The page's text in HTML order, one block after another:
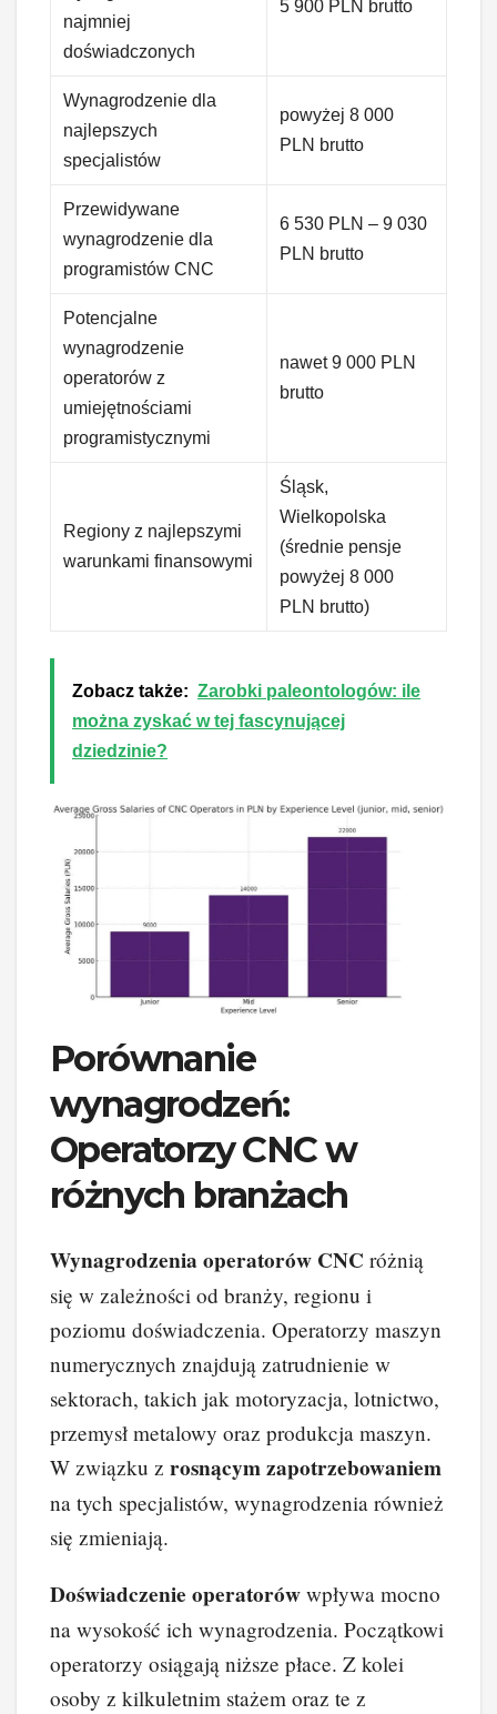
najmniej
doświadczonych
5 900 PLN brutto
Wynagrodzenie dla
najlepszych
specjalistów
powyżej 8 000
PLN brutto
Przewidywane
wynagrodzenie dla
programistów CNC
6 530 PLN – 9 030
PLN brutto
Potencjalne
wynagrodzenie
operatorów z
umiejętnościami
programistycznymi
nawet 9 000 PLN
brutto
Regiony z najlepszymi
warunkami finansowymi
Śląsk,
Wielkopolska
(średnie pensje
powyżej 8 000
PLN brutto)
Zobacz także: Zarobki paleontologów: ile
można zyskać w tej fascynującej
dziedzinie?
Porównanie
wynagrodzeń:
Operatorzy CNC w
różnych branżach
Wynagrodzenia operatorów CNC różnią
się w zależności od branży, regionu i
poziomu doświadczenia. Operatorzy maszyn
numerycznych znajdują zatrudnienie w
sektorach, takich jak motoryzacja, lotnictwo,
przemysł metalowy oraz produkcja maszyn.
W związku z rosnącym zapotrzebowaniem
na tych specjalistów, wynagrodzenia również
się zmieniają.
Doświadczenie operatorów wpływa mocno
na wysokość ich wynagrodzenia. Początkowi
operatorzy osiągają niższe płace. Z kolei
osoby z kilkuletnim stażem oraz te z